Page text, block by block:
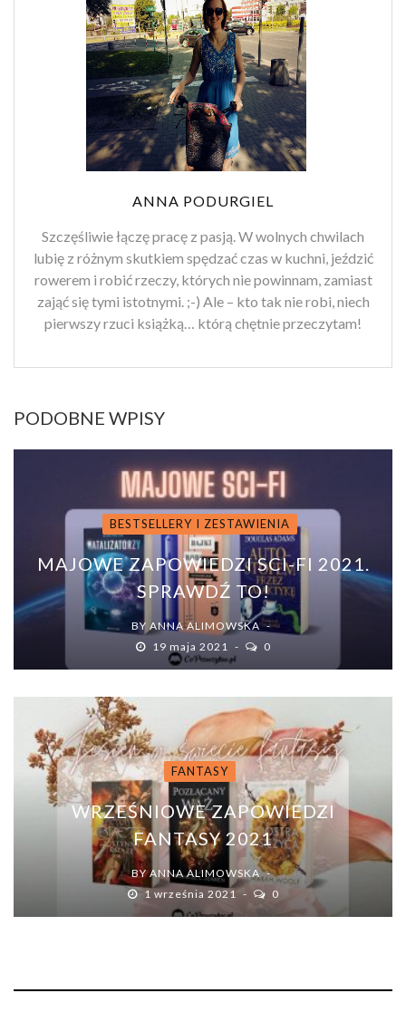
ANNA PODURGIEL
Szczęśliwie łączę pracę z pasją. W wolnych chwilach
lubię z różnym skutkiem spędzać czas w kuchni, jeździć
rowerem i robić rzeczy, których nie powinnam, zamiast
zająć się tymi istotnymi. ;-) Ale – kto tak nie robi, niech
pierwszy rzuci książką… którą chętnie przeczytam!
PODOBNE WPISY
BESTSELLERY I ZESTAWIENIA
MAJOWE ZAPOWIEDZI SCI-FI 2021.
SPRAWDŹ TO!
BY ANNA ALIMOWSKA
19 maja 2021
0
FANTASY
WRZEŚNIOWE ZAPOWIEDZI
FANTASY 2021
BYANNA ALIMOWSKA
1 września 2021
0